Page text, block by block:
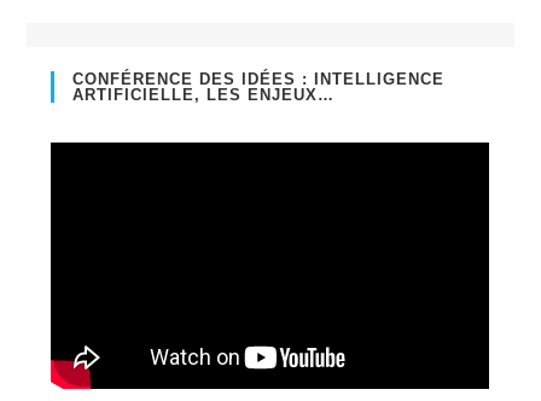
CONFÉRENCE DES IDÉES : INTELLIGENCE
ARTIFICIELLE, LES ENJEUX…